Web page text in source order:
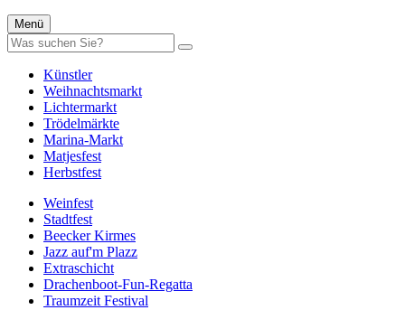
Menü
Künstler
Weihnachtsmarkt
Lichtermarkt
Trödelmärkte
Marina-Markt
Matjesfest
Herbstfest
Weinfest
Stadtfest
Beecker Kirmes
Jazz auf'm Plazz
Extraschicht
Drachenboot-Fun-Regatta
Traumzeit Festival